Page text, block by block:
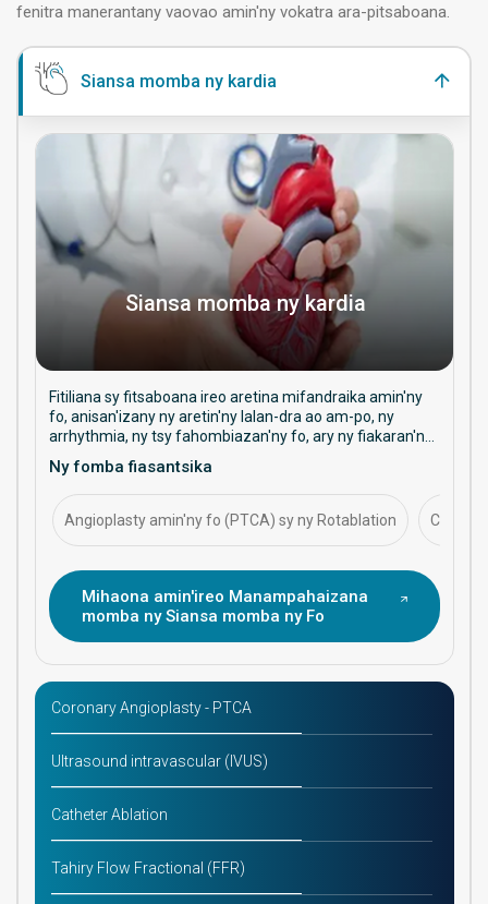
fenitra manerantany vaovao amin'ny vokatra ara-pitsaboana.
Siansa momba ny kardia
Siansa momba ny kardia
Fitiliana sy fitsaboana ireo aretina mifandraika amin'ny
fo, anisan'izany ny aretin'ny lalan-dra ao am-po, ny
arrhythmia, ny tsy fahombiazan'ny fo, ary ny fiakaran'ny
fomba fitsaboana, ary ny fitantanana maharitra ny
fahasalaman'ny fo.
Ny fomba fiasantsika
Angioplasty amin'ny fo (PTCA) sy ny Rotablation CABG
Mihaona amin'ireo Manampahaizana
momba ny Siansa momba ny Fo
Coronary Angioplasty - PTCA
Ultrasound intravascular (IVUS)
Catheter Ablation
Tahiry Flow Fractional (FFR)